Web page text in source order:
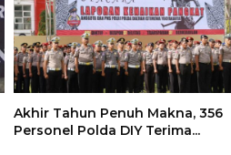
Akhir Tahun Penuh Makna, 356
Personel Polda DIY Terima...